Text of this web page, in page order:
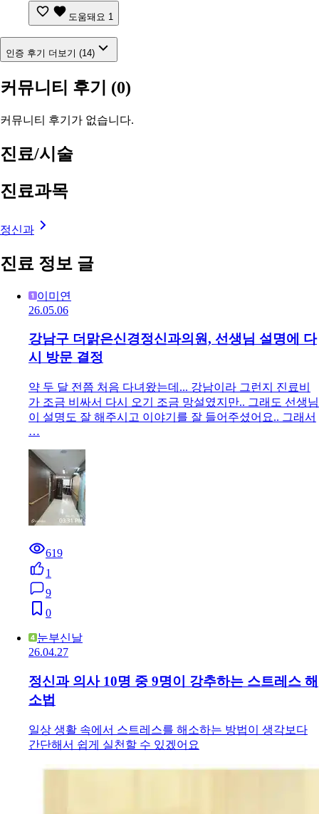
도움돼요 1
인증 후기 더보기 (14)
커뮤니티 후기 (0)
커뮤니티 후기가 없습니다.
진료/시술
진료과목
정신과
진료 정보 글
이미연
26.05.06
강남구 더맑은신경정신과의원, 선생님 설명에 다
시 방문 결정
약 두 달 전쯤 처음 다녀왔는데... 강남이라 그런지 진료비
가 조금 비싸서 다시 오기 조금 망설였지만.. 그래도 선생님
이 설명도 잘 해주시고 이야기를 잘 들어주셨어요.. 그래서
…
619
1
9
0
눈부신날
26.04.27
정신과 의사 10명 중 9명이 강추하는 스트레스 해
소법
일상 생활 속에서 스트레스를 해소하는 방법이 생각보다
간단해서 쉽게 실천할 수 있겠어요